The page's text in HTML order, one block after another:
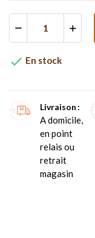
 En stock
Livraison
A domicile,
en point
relais ou
retrait
magasin